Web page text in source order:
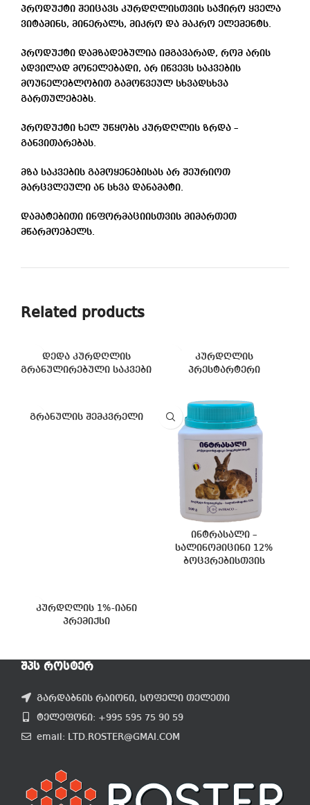
პროდუქტი შეიცავს კურდღლისთვის საჭირო ყველა
ვიტამინს, მინერალს, მიკრო და მაკრო ელემენტს.
პროდუქტი დამზადებულია იმგავარად, რომ არის
ადვილად მონელებადი, არ იწვევს საკვების
მოუნელებლობით გამოწვეულ სხვადსხვა
გართულებებს.
პროდუქტი ხელ უწყობს კურდღლის ზრდა –
განვითარებას.
მზა საკვების გამოყენებისას არ შეურიოთ
მარცვლეული ან სხვა დანამატი.
დამატებითი ინფორმაციისთვის მიმართეთ
მწარმოებელს.
Related products
დედა კურდღლის
გრანულირებული საკვები
კურდღლის
პრესტარტერი
გრანულის შემკვრელი
ინტრასალი –
სალინომიცინი 12%
ბოცვრებისთვის
კურდღლის 1%-იანი
პრემიქსი
ᲨᲞᲡ ᲠᲝᲡᲢᲔᲠ
გარდაბნის რაიონი, სოფელი თელეთი
ტელეფონი: +995 595 75 90 59
email: LTD.ROSTER@GMAI.COM